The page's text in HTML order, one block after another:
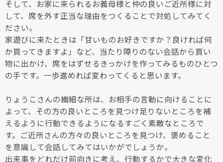
そして、お家に来られるお義母様と仲の良いご近所様に対
して、席を外す正当な理由をつくることで対処してみてく
ださい。
家遊びに来たときは「甘いものお好きですか？良ければ何
か買ってきますよ」など、当たり障りのない会話から買い
物に出かけ、席をはずせるきっかけを作ってみるものひとつ
の手です。一歩進めれば変わってくると思います。
りょうこさんの繊細な所は、お相手の言動に向けることに
よって、その方の良いところを見つけ足りないところを補
えるように行動できるようになるすごく素敵なところで
す。ご近所さんの方々の良いところを見つけ、褒めること
を意識して会話してみてはいかがでしょうか。
出来事をどれだけ前向きに考え、行動するかで大きな変化